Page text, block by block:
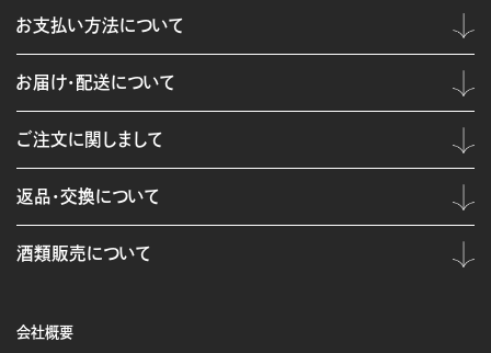
会社概要
お支払い方法について
お届け・配送について
ご注文に関しまして
返品・交換について
酒類販売について